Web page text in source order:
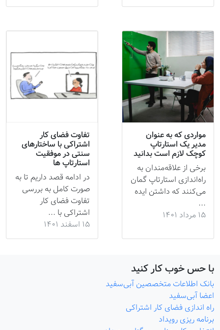
مواردی که به عنوان
مدیر یک استارتاپ
کوچک لازم است بدانید
برخی از علاقه‌مندان به
راه‌اندازی استارتاپ گمان
می‌کنند که داشتن ایده
...
۱۵ مرداد ۱۴۰۱
تفاوت فضای کار
اشتراکی با ساختارهای
سنتی در موفقیت
استارتاپ ها
در ادامه قصد داریم تا به
صورت کامل به بررسی
تفاوت فضای کار
اشتراکی با ...
۱۵ اسفند ۱۴۰۱
با حس خوب کار کنید
بانک اطلاعات متخصصین آبی‌سفید
اعضا آبی‌سفید
راه اندازی فضای کار اشتراکی
برنامه ریزی رویداد